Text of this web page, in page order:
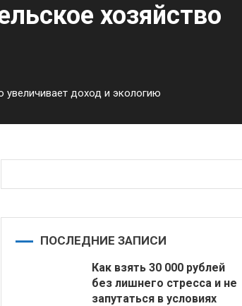
хозяйство
увеличивает доход и экологию
ПОСЛЕДНИЕ ЗАПИСИ
Как взять 30 000 рублей
без лишнего стресса и не
запутаться в условиях